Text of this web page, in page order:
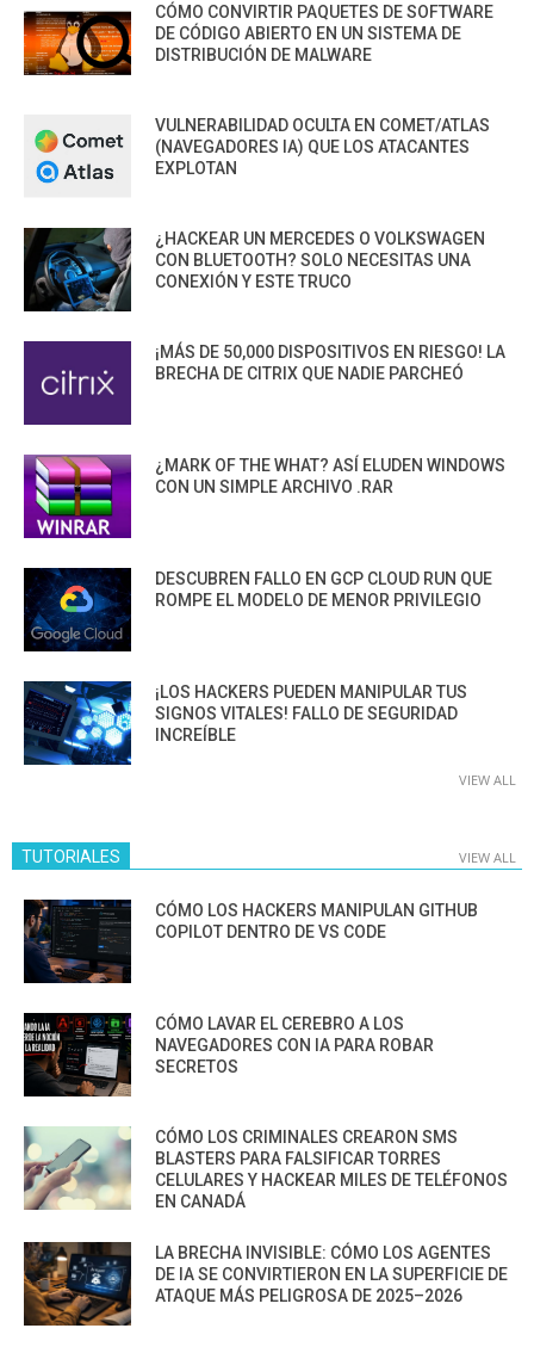
CÓMO CONVIRTIR PAQUETES DE SOFTWARE
DE CÓDIGO ABIERTO EN UN SISTEMA DE
DISTRIBUCIÓN DE MALWARE
VULNERABILIDAD OCULTA EN COMET/ATLAS
(NAVEGADORES IA) QUE LOS ATACANTES
EXPLOTAN
¿HACKEAR UN MERCEDES O VOLKSWAGEN
CON BLUETOOTH? SOLO NECESITAS UNA
CONEXIÓN Y ESTE TRUCO
¡MÁS DE 50,000 DISPOSITIVOS EN RIESGO! LA
BRECHA DE CITRIX QUE NADIE PARCHEÓ
¿MARK OF THE WHAT? ASÍ ELUDEN WINDOWS
CON UN SIMPLE ARCHIVO .RAR
DESCUBREN FALLO EN GCP CLOUD RUN QUE
ROMPE EL MODELO DE MENOR PRIVILEGIO
¡LOS HACKERS PUEDEN MANIPULAR TUS
SIGNOS VITALES! FALLO DE SEGURIDAD
INCREÍBLE
VIEW ALL
TUTORIALES VIEW ALL
CÓMO LOS HACKERS MANIPULAN GITHUB
COPILOT DENTRO DE VS CODE
CÓMO LAVAR EL CEREBRO A LOS
NAVEGADORES CON IA PARA ROBAR
SECRETOS
CÓMO LOS CRIMINALES CREARON SMS
BLASTERS PARA FALSIFICAR TORRES
CELULARES Y HACKEAR MILES DE TELÉFONOS
EN CANADÁ
LA BRECHA INVISIBLE: CÓMO LOS AGENTES
DE IA SE CONVIRTIERON EN LA SUPERFICIE DE
ATAQUE MÁS PELIGROSA DE 2025–2026